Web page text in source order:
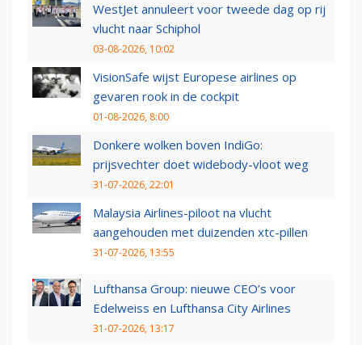
WestJet annuleert voor tweede dag op rij
vlucht naar Schiphol
03-08-2026, 10:02
VisionSafe wijst Europese airlines op
gevaren rook in de cockpit
01-08-2026, 8:00
Donkere wolken boven IndiGo:
prijsvechter doet widebody-vloot weg
31-07-2026, 22:01
Malaysia Airlines-piloot na vlucht
aangehouden met duizenden xtc-pillen
31-07-2026, 13:55
Lufthansa Group: nieuwe CEO’s voor
Edelweiss en Lufthansa City Airlines
31-07-2026, 13:17